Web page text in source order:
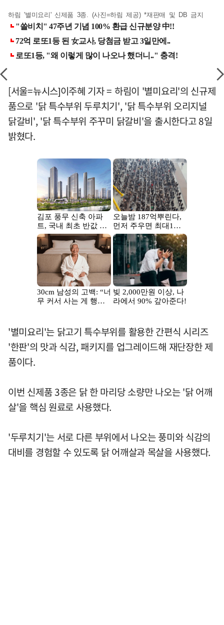
하림 '별미요리' 신제품 3종. (사진=하림 제공) *재판매 및 DB 금지
[서울=뉴시스]이주혜 기자 = 하림이 '별미요리'의 신규제
품으로 '닭 특수부위 두루치기', '닭 특수부위 오리지널
닭갈비', '닭 특수부위 주꾸미 닭갈비'을 출시한다고 8일
밝혔다.
'별미요리'는 닭고기 특수부위를 활용한 간편식 시리즈
'한판'의 맛과 식감, 패키지를 업그레이드해 재단장한 제
품이다.
이번 신제품 3종은 닭 한 마리당 소량만 나오는 '닭 어깨
살'을 핵심 원료로 사용했다.
'두루치기'는 서로 다른 부위에서 나오는 풍미와 식감의
대비를 경험할 수 있도록 닭 어깨살과 목살을 사용했다.